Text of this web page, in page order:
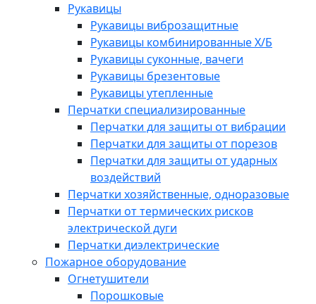
Рукавицы
Рукавицы виброзащитные
Рукавицы комбинированные Х/Б
Рукавицы суконные, вачеги
Рукавицы брезентовые
Рукавицы утепленные
Перчатки специализированные
Перчатки для защиты от вибрации
Перчатки для защиты от порезов
Перчатки для защиты от ударных
воздействий
Перчатки хозяйственные, одноразовые
Перчатки от термических рисков
электрической дуги
Перчатки диэлектрические
Пожарное оборудование
Огнетушители
Порошковые